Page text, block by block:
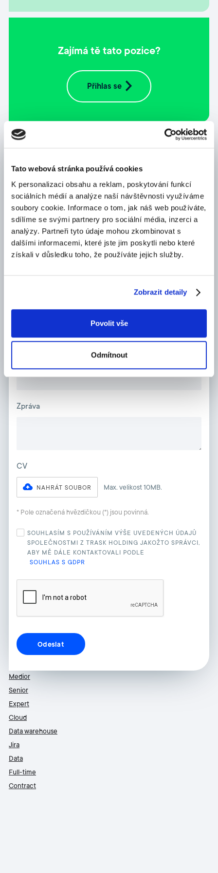
Tato webová stránka používá cookies
K personalizaci obsahu a reklam, poskytování funkcí
sociálních médií a analýze naší návštěvnosti využíváme
soubory cookie. Informace o tom, jak náš web používáte,
sdílíme se svými partnery pro sociální média, inzerci a
analýzy. Partneři tyto údaje mohou zkombinovat s
dalšími informacemi, které jste jim poskytli nebo které
získali v důsledku toho, že používáte jejich služby.
Zobrazit detaily
Povolit vše
Odmítnout
Zajímá tě tato pozice?
Přihlas se
Příjmení*
Zpráva
CV
NAHRÁT SOUBOR Max. velikost 10MB.
* Pole označená hvězdičkou (*) jsou povinná.
SOUHLASÍM S POUŽÍVÁNÍM VÝŠE UVEDENÝCH ÚDAJŮ
SPOLEČNOSTMI Z TRASK HOLDING JAKOŽTO SPRÁVCI,
ABY MĚ DÁLE KONTAKTOVALI PODLE
SOUHLAS S GDPR
Medior
Senior
Expert
Cloud
Data warehouse
Jira
Data
Full-time
Contract